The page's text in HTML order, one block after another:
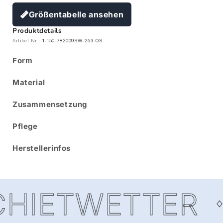
Größentabelle ansehen
Produktdetails
Artikel Nr.: 1-150-782009SW-253-OS
Form
Material
Zusammensetzung
Pflege
Herstellerinfos